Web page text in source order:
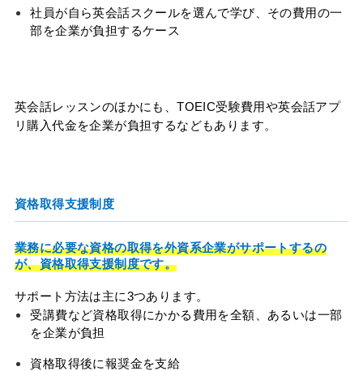
社員が自ら英会話スクールを選んで学び、その費用の一
部を企業が負担するケース
英会話レッスンのほかにも、TOEIC受験費用や英会話アプ
リ購入代金を企業が負担するなどもあります。
資格取得支援制度
業務に必要な資格の取得を外資系企業がサポートするの
が、資格取得支援制度です。
サポート方法は主に3つあります。
受講費など資格取得にかかる費用を全額、あるいは一部
を企業が負担
資格取得後に報奨金を支給